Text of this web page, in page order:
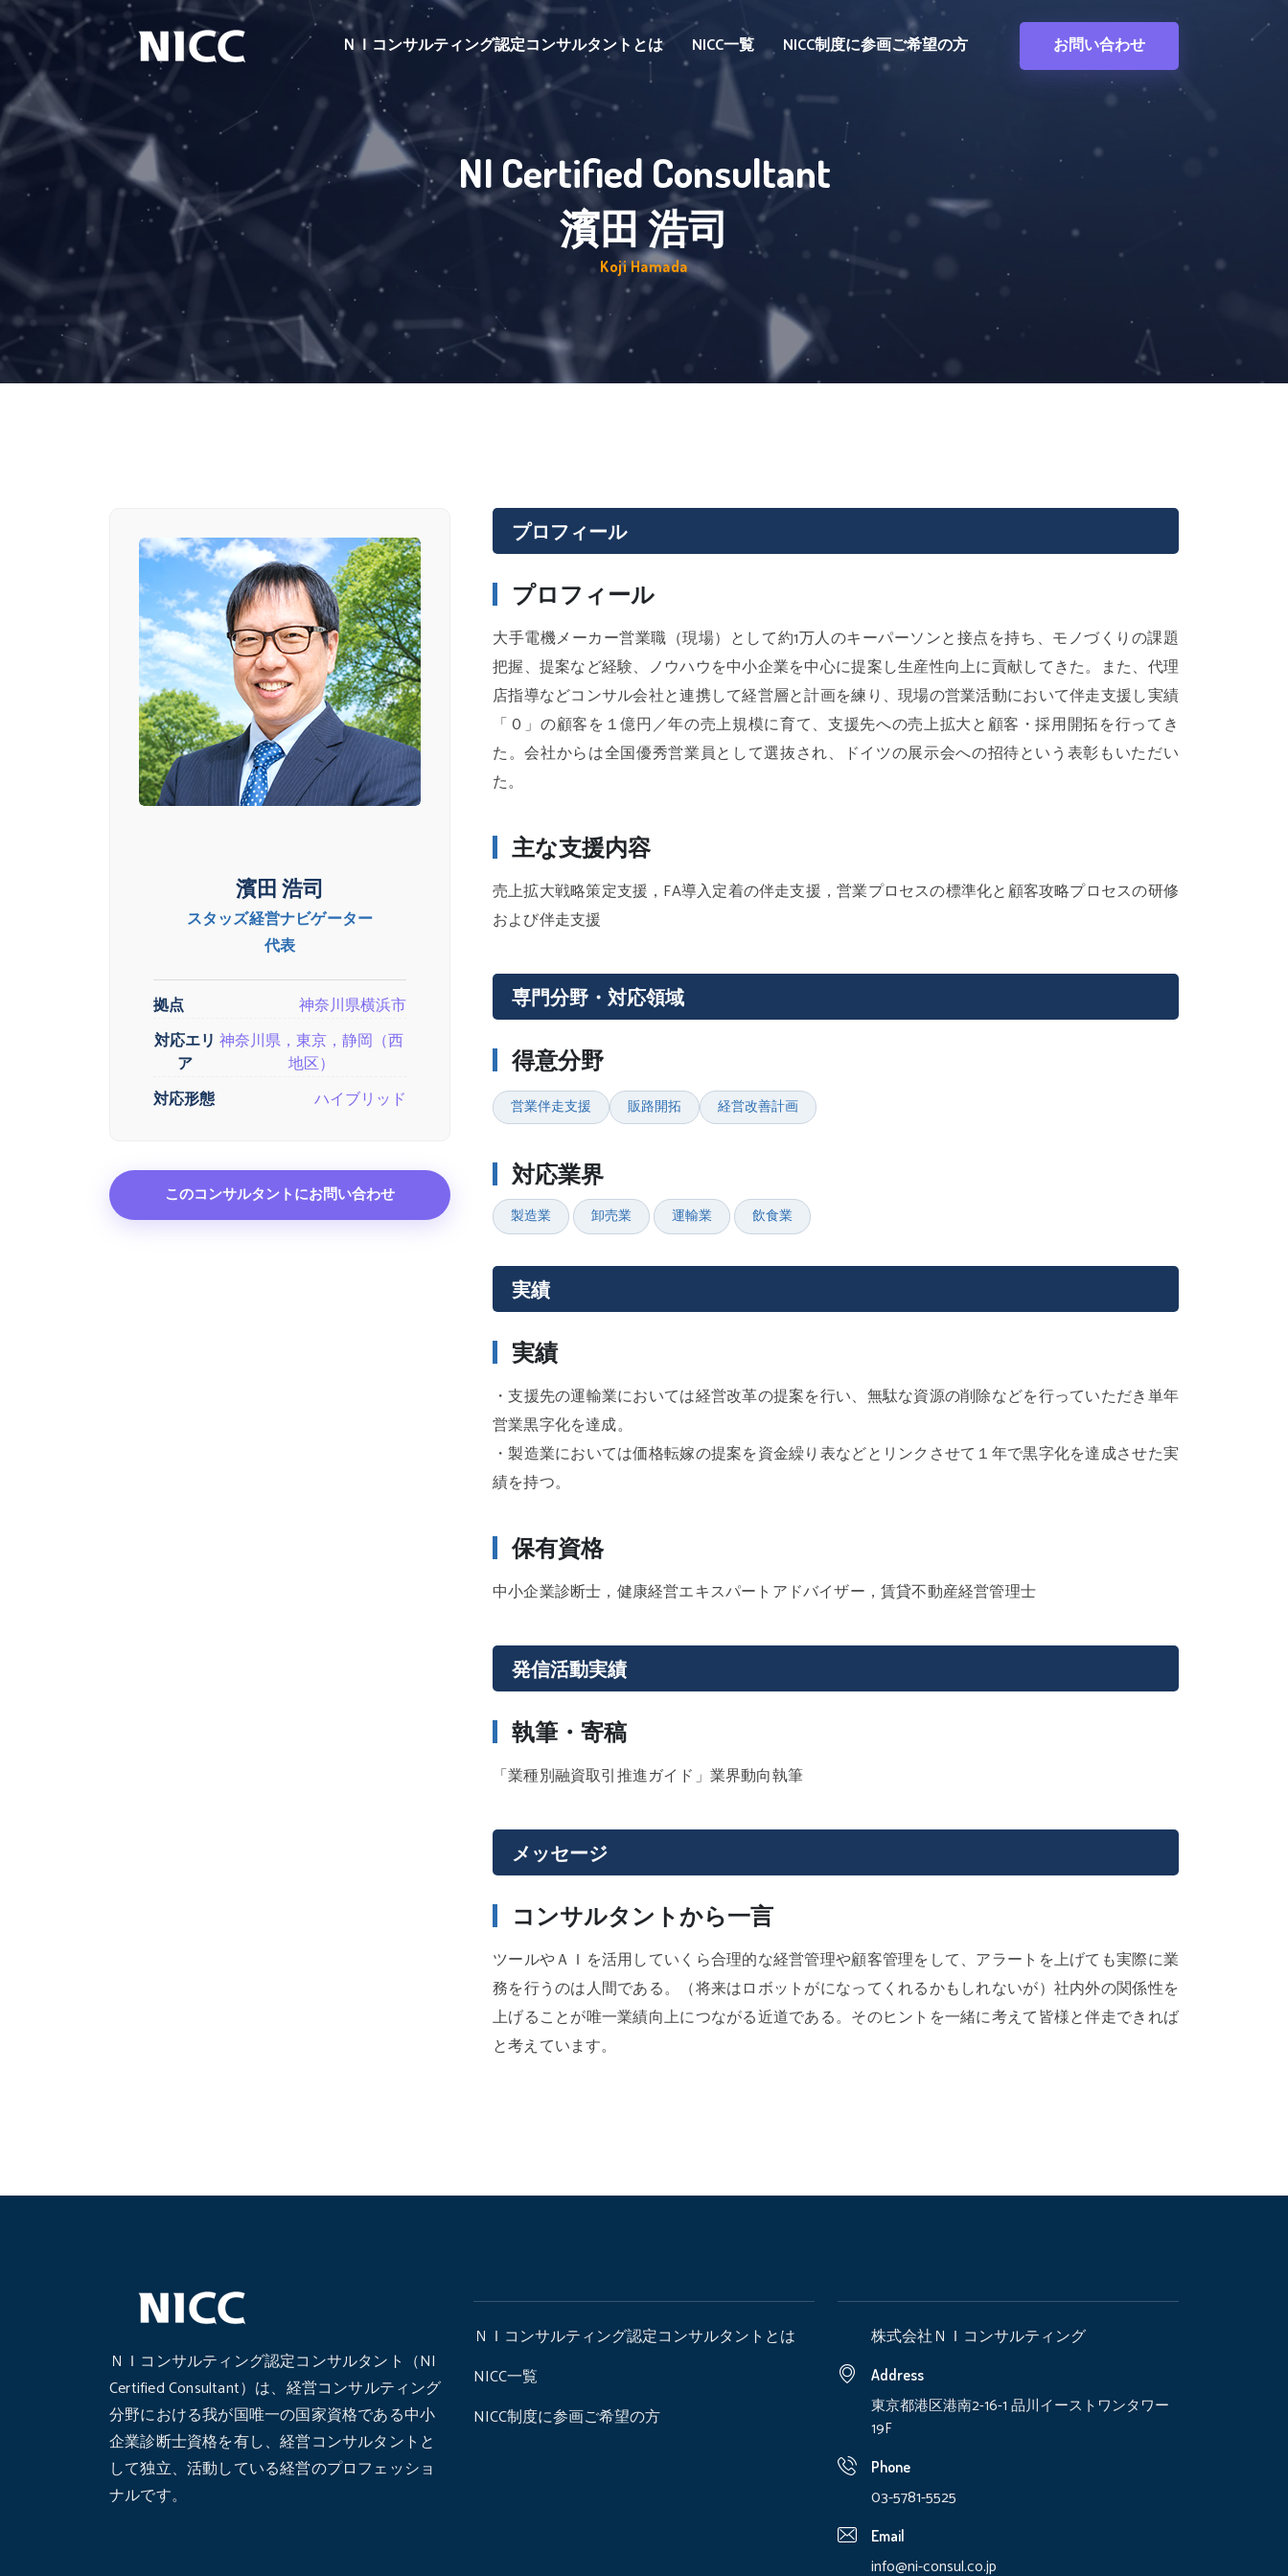
ＮＩコンサルティング認定コンサルタントとは NICC一覧 NICC制度に参画ご希望の方 お問い合わせ
NI Certified Consultant
濱田 浩司
Koji Hamada
濱田 浩司
スタッズ経営ナビゲーター
代表
拠点
神奈川県横浜市
対応エリ
ア
神奈川県，東京，静岡（西
地区）
対応形態
ハイブリッド
このコンサルタントにお問い合わせ
プロフィール
プロフィール
大手電機メーカー営業職（現場）として約1万人のキーパーソンと接点を持ち、モノづくりの課題
把握、提案など経験、ノウハウを中小企業を中心に提案し生産性向上に貢献してきた。また、代理
店指導などコンサル会社と連携して経営層と計画を練り、現場の営業活動において伴走支援し実績
「０」の顧客を１億円／年の売上規模に育て、支援先への売上拡大と顧客・採用開拓を行ってき
た。会社からは全国優秀営業員として選抜され、ドイツの展示会への招待という表彰もいただい
た。
主な支援内容
売上拡大戦略策定支援，FA導入定着の伴走支援，営業プロセスの標準化と顧客攻略プロセスの研修
および伴走支援
専門分野・対応領域
得意分野
営業伴走支援 販路開拓 経営改善計画
対応業界
製造業 卸売業 運輸業 飲食業
実績
実績
・支援先の運輸業においては経営改革の提案を行い、無駄な資源の削除などを行っていただき単年
営業黒字化を達成。
・製造業においては価格転嫁の提案を資金繰り表などとリンクさせて１年で黒字化を達成させた実
績を持つ。
保有資格
中小企業診断士，健康経営エキスパートアドバイザー，賃貸不動産経営管理士
発信活動実績
執筆・寄稿
「業種別融資取引推進ガイド」業界動向執筆
メッセージ
コンサルタントから一言
ツールやＡＩを活用していくら合理的な経営管理や顧客管理をして、アラートを上げても実際に業
務を行うのは人間である。（将来はロボットがになってくれるかもしれないが）社内外の関係性を
上げることが唯一業績向上につながる近道である。そのヒントを一緒に考えて皆様と伴走できれば
と考えています。
ＮＩコンサルティング認定コンサルタント（NI
Certified Consultant）は、経営コンサルティング
分野における我が国唯一の国家資格である中小
企業診断士資格を有し、経営コンサルタントと
して独立、活動している経営のプロフェッショ
ナルです。
ＮＩコンサルティング認定コンサルタントとは
NICC一覧
NICC制度に参画ご希望の方
株式会社ＮＩコンサルティング
Address
東京都港区港南2-16-1 品川イーストワンタワー
19F
Phone
03-5781-5525
Email
info@ni-consul.co.jp